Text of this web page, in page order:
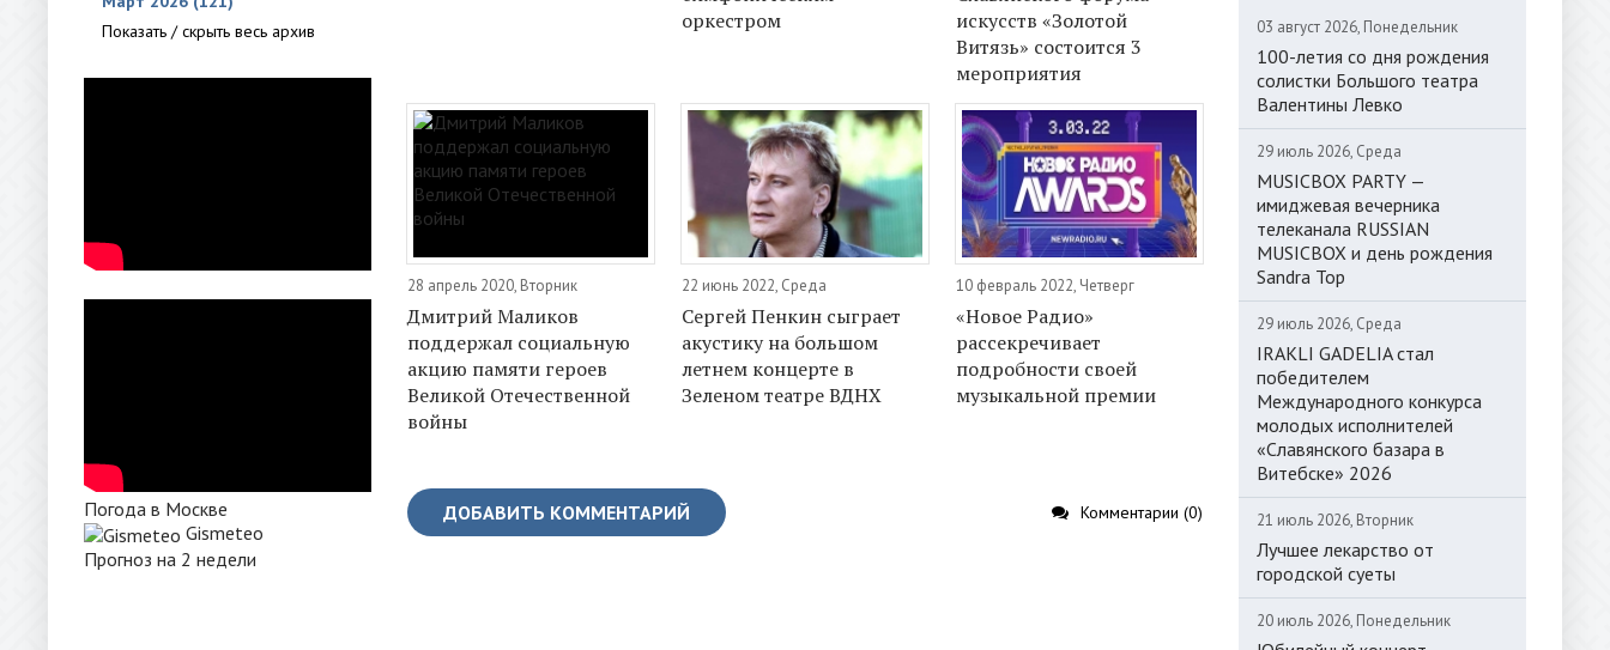
Показать / скрыть весь архив
Погода в Москве
Gismeteo
Прогноз на 2 недели
оркестром
искусств «Золотой
Витязь» состоится 3
мероприятия
28 апрель 2020, Вторник
Дмитрий Маликов
поддержал социальную
акцию памяти героев
Великой Отечественной
войны
22 июнь 2022, Среда
Сергей Пенкин сыграет
акустику на большом
летнем концерте в
Зеленом театре ВДНХ
10 февраль 2022, Четверг
«Новое Радио»
рассекречивает
подробности своей
музыкальной премии
ДОБАВИТЬ КОММЕНТАРИЙ Комментарии (0)
03 август 2026, Понедельник
100-летия со дня рождения
солистки Большого театра
Валентины Левко
29 июль 2026, Среда
MUSICBOX PARTY —
имиджевая вечерника
телеканала RUSSIAN
MUSICBOX и день рождения
Sandra Top
29 июль 2026, Среда
IRAKLI GADELIA стал
победителем
Международного конкурса
молодых исполнителей
«Славянского базара в
Витебске» 2026
21 июль 2026, Вторник
Лучшее лекарство от
городской суеты
20 июль 2026, Понедельник